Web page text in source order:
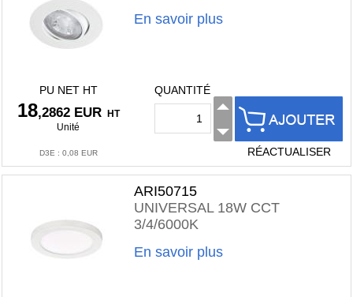
En savoir plus
PU NET HT
18,2862 EUR
HT
Unité
D3E : 0,08 EUR
QUANTITÉ
RÉACTUALISER
ARI50715
UNIVERSAL 18W CCT
3/4/6000K
En savoir plus